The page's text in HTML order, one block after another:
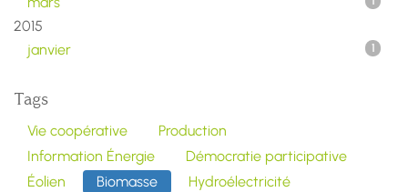
2015
janvier
1
Tags
Vie coopérative
Production
Information Énergie
Démocratie participative
Éolien
Biomasse
Hydroélectricité